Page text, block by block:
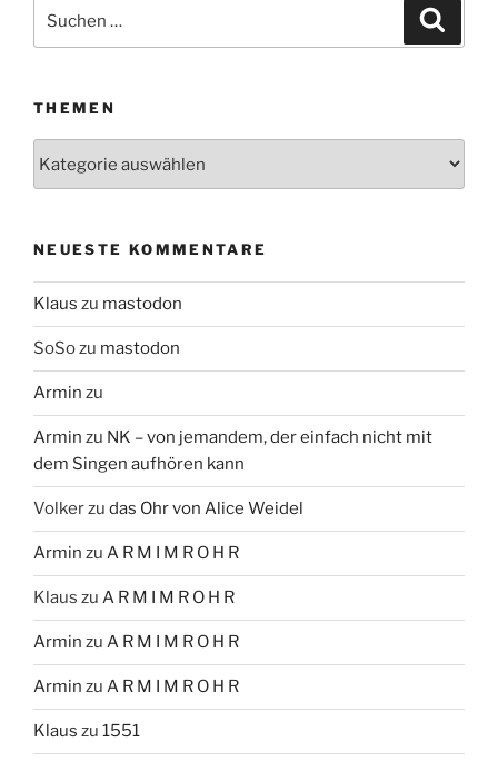
Suchen
THEMEN
NEUESTE KOMMENTARE
Klaus zu mastodon
SoSozu mastodon
Armin zu
Armin zu NK – von jemandem, der einfach nicht mit
dem Singen aufhören kann
Volkerzu das Ohr von Alice Weidel
Armin zu A R M I M R O H R
Klaus zu A R M I M R O H R
Armin zu A R M I M R O H R
Armin zu A R M I M R O H R
Klaus zu 1551